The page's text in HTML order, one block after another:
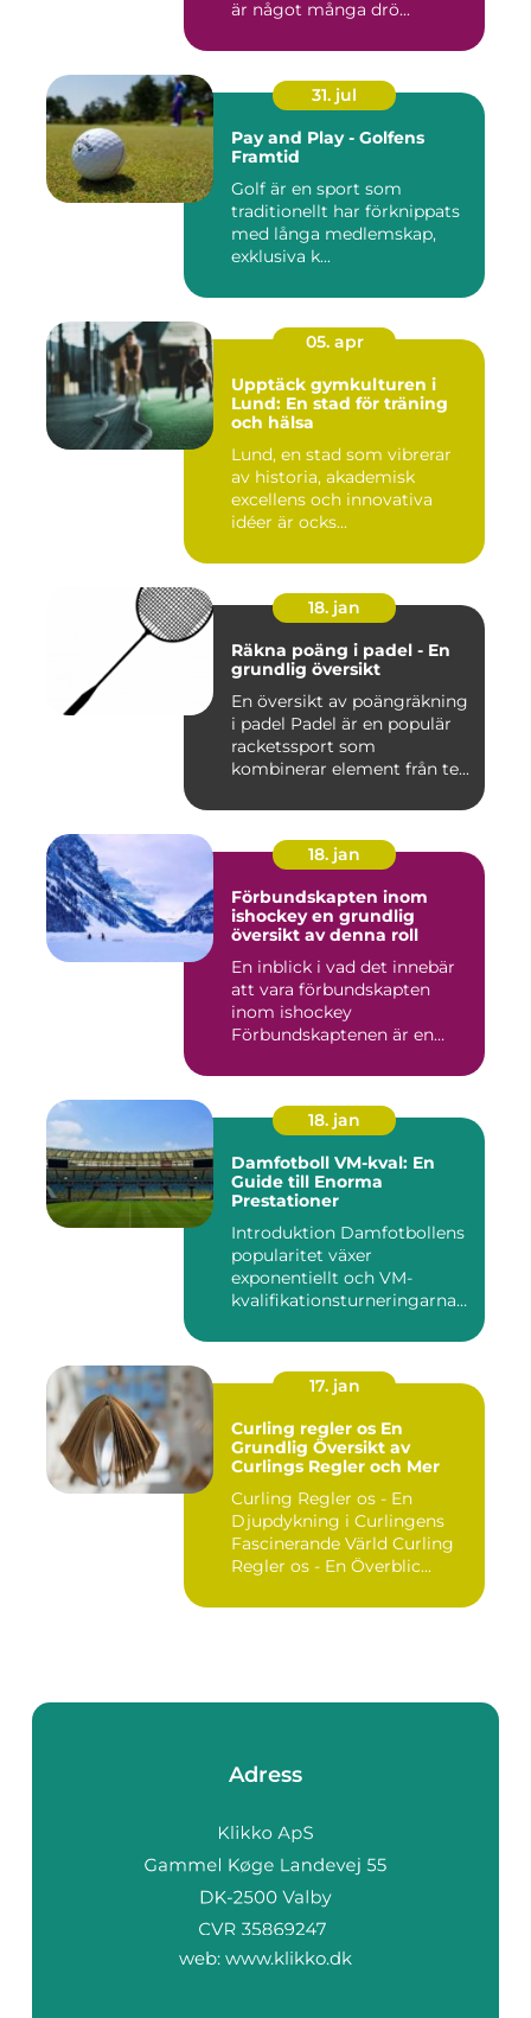
är något många drö...
31. jul
Pay and Play - Golfens
Framtid
Golf är en sport som
traditionellt har förknippats
med långa medlemskap,
exklusiva k...
05. apr
Upptäck gymkulturen i
Lund: En stad för träning
och hälsa
Lund, en stad som vibrerar
av historia, akademisk
excellens och innovativa
idéer är ocks...
18. jan
Räkna poäng i padel - En
grundlig översikt
En översikt av poängräkning
i padel Padel är en populär
racketssport som
kombinerar element från te...
18. jan
Förbundskapten inom
ishockey en grundlig
översikt av denna roll
En inblick i vad det innebär
att vara förbundskapten
inom ishockey
Förbundskaptenen är en
18. jan
Damfotboll VM-kval: En
Guide till Enorma
Prestationer
Introduktion Damfotbollens
popularitet växer
exponentiellt och VM-
kvalifikationsturneringarna
17. jan
Curling regler os En
Grundlig Översikt av
Curlings Regler och Mer
Curling Regler os - En
Djupdykning i Curlingens
Fascinerande Värld Curling
Regler os - En Överblic...
Adress
web: www.klikko.dk